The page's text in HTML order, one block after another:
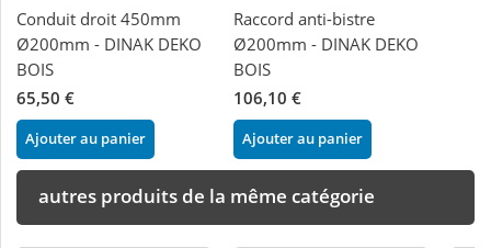
Conduit droit 450mm
Ø200mm - DINAK DEKO
BOIS
65,50 €
Ajouter au panier
Raccord anti-bistre
Ø200mm - DINAK DEKO
BOIS
106,10 €
Ajouter au panier
autres produits de la même catégorie